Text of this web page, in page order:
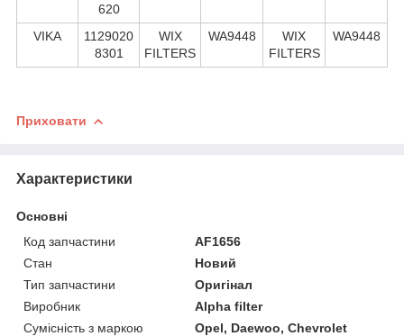
620
VIKA
1129020
8301
WIX
FILTERS
WA9448
WIX
FILTERS
WA9448
Приховати
Характеристики
Основні
Код запчастини
AF1656
Стан
Новий
Тип запчастини
Оригінал
Виробник
Alpha filter
Сумісність з маркою
Opel, Daewoo, Chevrolet